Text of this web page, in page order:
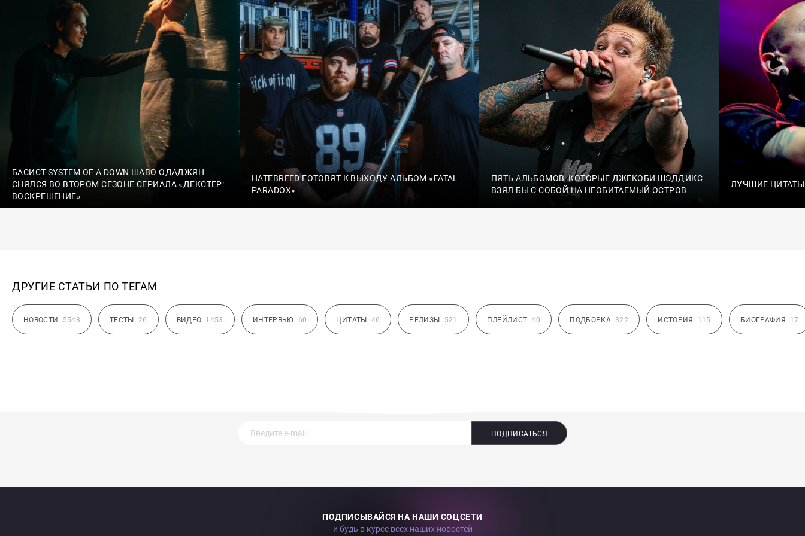
БАСИСТ SYSTEM OF A DOWN ШАВО ОДАДЖЯН
СНЯЛСЯ ВО ВТОРОМ СЕЗОНЕ СЕРИАЛА «ДЕКСТЕР:
ВОСКРЕШЕНИЕ»
HATEBREED ГОТОВЯТ К ВЫХОДУ АЛЬБОМ «FATAL
PARADOX»
ПЯТЬ АЛЬБОМОВ, КОТОРЫЕ ДЖЕКОБИ ШЭДДИКС
ВЗЯЛ БЫ С СОБОЙ НА НЕОБИТАЕМЫЙ ОСТРОВ
ЛУЧШИЕ
ДРУГИЕ СТАТЬИ ПО ТЕГАМ
НОВОСТИ 5543 ТЕСТЫ 26 ВИДЕО 1453 ИНТЕРВЬЮ 60 ЦИТАТЫ 46 РЕЛИЗЫ 521 ПЛЕЙЛИСТ 40 ПОДБОРКА 322 ИСТОРИЯ 115 БИОГРАФИЯ 17
ПОДПИСАТЬСЯ
ПОДПИСЫВАЙСЯ НА НАШИ СОЦСЕТИ
и будь в курсе всех наших новостей